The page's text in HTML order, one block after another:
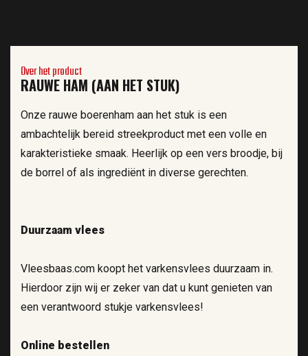
Over het product
RAUWE HAM (AAN HET STUK)
Onze rauwe boerenham aan het stuk is een
ambachtelijk bereid streekproduct met een volle en
karakteristieke smaak. Heerlijk op een vers broodje, bij
de borrel of als ingrediënt in diverse gerechten.
Duurzaam vlees
Vleesbaas.com koopt het varkensvlees duurzaam in.
Hierdoor zijn wij er zeker van dat u kunt genieten van
een verantwoord stukje varkensvlees!
Online bestellen